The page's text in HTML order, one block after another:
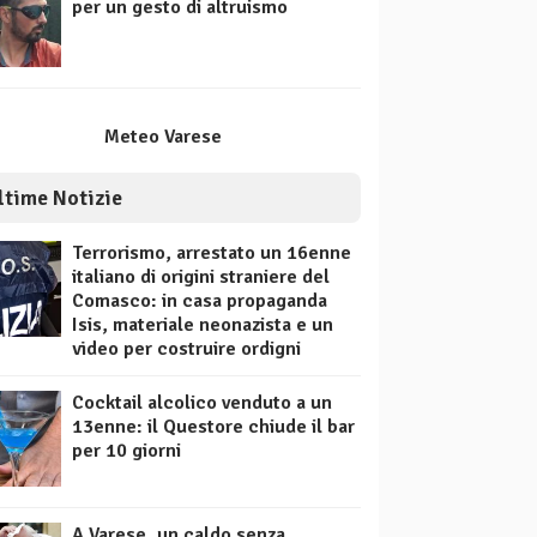
per un gesto di altruismo
Meteo Varese
Notizie
Terrorismo, arrestato un 16enne
italiano di origini straniere del
Comasco: in casa propaganda
Isis, materiale neonazista e un
video per costruire ordigni
Cocktail alcolico venduto a un
13enne: il Questore chiude il bar
per 10 giorni